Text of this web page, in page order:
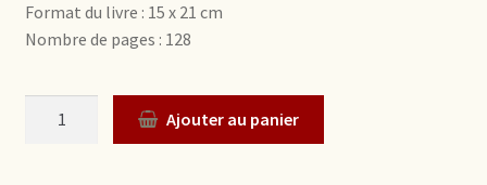
Format du livre : 15 x 21 cm
Nombre de pages : 128
Quantité Ajouter au panier